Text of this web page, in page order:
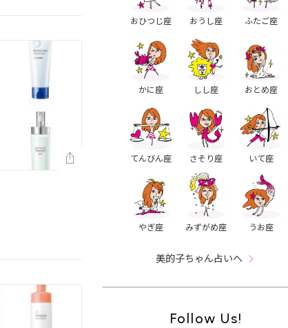
おひつじ座 おうし座 ふたご座
かに座 しし座 おとめ座
てんびん座 さそり座 いて座
やぎ座 みずがめ座 うお座
美的子ちゃん占いへ
Follow Us!